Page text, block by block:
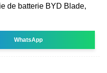
de batterie BYD Blade,
WhatsApp